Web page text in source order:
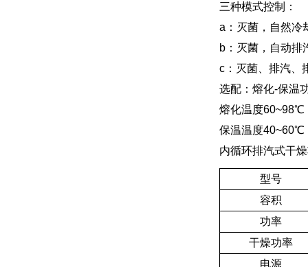
三种模式控制：
a：灭菌，自然冷
b：灭菌，自动排
c：灭菌、排汽、
选配：熔化-保温
熔化温度60~98℃
保温温度40~60℃
内循环排汽式干
型号
容积
功率
干燥功率
电源